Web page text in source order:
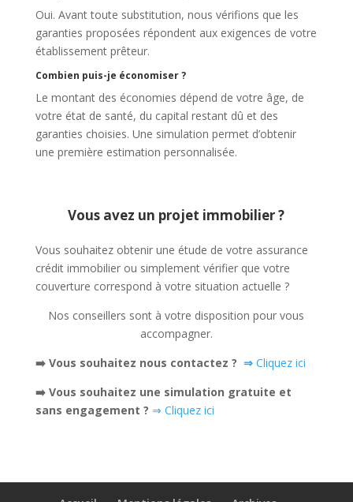
Oui. Avant toute substitution, nous vérifions que les
garanties proposées répondent aux exigences de votre
établissement prêteur.
Combien puis-je économiser ?
Le montant des économies dépend de votre âge, de
votre état de santé, du capital restant dû et des
garanties choisies. Une simulation permet d’obtenir
une première estimation personnalisée.
Vous avez un projet immobilier ?
Vous souhaitez obtenir une étude de votre assurance
crédit immobilier ou simplement vérifier que votre
couverture correspond à votre situation actuelle ?
Nos conseillers sont à votre disposition pour vous
accompagner.
➡️ Vous souhaitez nous contactez ? ⇒ Cliquez ici
➡️ Vous souhaitez une simulation gratuite et
sans engagement ? ⇒ Cliquez ici